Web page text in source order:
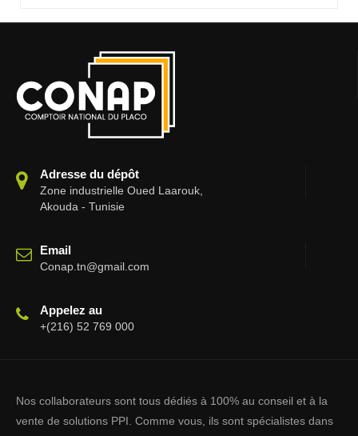
Adresse du dépôt
Zone industrielle Oued Laarouk,
Akouda - Tunisie
Email
Conap.tn@gmail.com
Appelez au
+(216) 52 769 000
Nos collaborateurs sont tous dédiés à 100% au conseil et à la
vente de solutions PPI. Comme vous, ils sont spécialistes dans